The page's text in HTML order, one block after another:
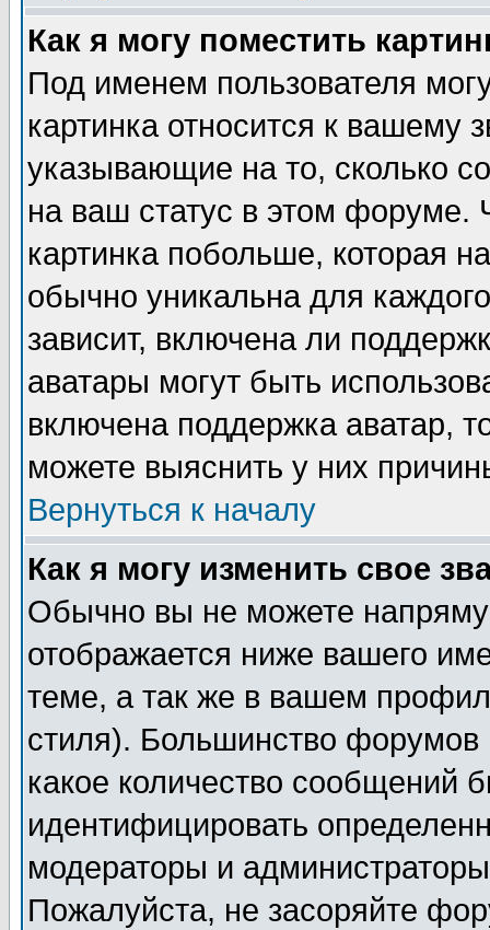
Как я могу поместить
Под именем пользователя
картинка относится к вашему
указывающие на то, сколько
на ваш статус в этом форуме.
картинка побольше, которая
обычно уникальна для
зависит, включена ли
аватары могут быть
включена поддержка аватар,
можете выяснить у них
Вернуться к началу
Как я могу изменить свое
Обычно вы не можете
отображается ниже вашего
теме, а так же в вашем
стиля). Большинство форумов
какое количество сообщений
идентифицировать
модераторы и
Пожалуйста, не засоряйте